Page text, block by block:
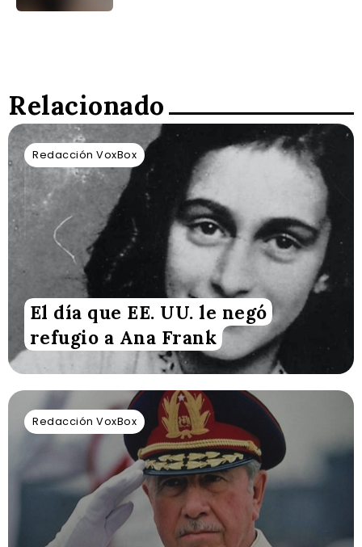
Relacionado
Redacción VoxBox
El día que EE. UU. le negó
refugio a Ana Frank
Redacción VoxBox